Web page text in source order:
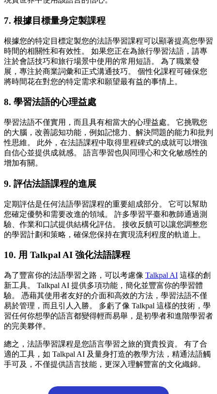
7. 根據目標量身定製課程
根據您的特定目標定製您的法語學習課程可以顯著提高您學習
時間的相關性和有效性。 如果您正在為旅行學習法語，請專
注於會話技巧和旅行場景中使用的常用短語。 為了職業發
展，專注於商業詞彙和正式溝通技巧。 個性化課程可確保您
將時間花在對您的特定需求和願望最有益的事情上。
8. 學習法語的心理益處
學習法語不僅實用，而且具有相當大的心理益處。 它挑戰您
的大腦，改善認知功能，例如記憶力、解決問題的能力和批判
性思維。 此外，在法語課程中取得里程碑式的成就可以增強
自信心並提供成就感。 語言學習也與同理心和文化敏感性的
增加有關。
9. 評估法語課程的進展
定期評估是任何法語學習課程的重要組成部分。 它可以幫助
您確定優勢和需要改進的領域。 許多學習平臺和教師通過測
驗、作業和口試提供結構化評估。 接收反饋可以讓您調整您
的學習計劃和策略，確保您保持在實現流利程度的軌道上。
10. 用 Talkpal AI 強化法語課程
為了豐富你的法語學習之路，可以考慮像 Talkpal AI 這樣的創
新工具。 Talkpal AI 提供多項功能，簡化並豐富你的學習體
驗。 憑藉其使用者友好的介面和高效的方法，學習法語不僅
易於管理，而且引人入勝。 多虧了像 Talkpal 這樣的技術，學
習任何你想學的語言都變得輕而易舉，是初學者和進階學習者
的完美夥伴。
總之，法語學習課程是您語言學習之旅的寶貴投資。 有了合
適的工具，如 Talkpal AI 及量身打造的教學方法，精通法語觸
手可及，不僅提供語言技能，更深入理解豐富的文化織錦。